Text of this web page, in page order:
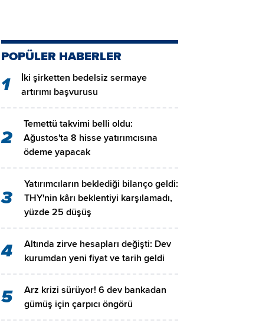
POPÜLER HABERLER
1
İki şirketten bedelsiz sermaye
artırımı başvurusu
2
Temettü takvimi belli oldu:
Ağustos'ta 8 hisse yatırımcısına
ödeme yapacak
3
Yatırımcıların beklediği bilanço geldi:
THY'nin kârı beklentiyi karşılamadı,
yüzde 25 düşüş
4
Altında zirve hesapları değişti: Dev
kurumdan yeni fiyat ve tarih geldi
5
Arz krizi sürüyor! 6 dev bankadan
gümüş için çarpıcı öngörü